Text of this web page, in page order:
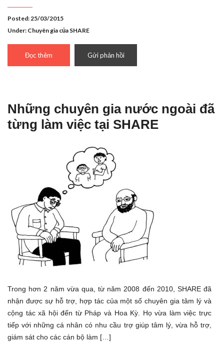
Posted: 25/03/2015
Under: Chuyên gia của SHARE
Đọc thêm Gửi phản hồi
Những chuyên gia nước ngoài đã
từng làm việc tại SHARE
Trong hơn 2 năm vừa qua, từ năm 2008 đến 2010, SHARE đã
nhận được sự hỗ trợ, hợp tác của một số chuyên gia tâm lý và
cộng tác xã hội đến từ Pháp và Hoa Kỳ. Họ vừa làm việc trực
tiếp với những cá nhân có nhu cầu trợ giúp tâm lý, vừa hỗ trợ,
giám sát cho các cán bộ làm […]